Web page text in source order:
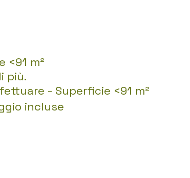
<91 m²
più.
- Superficie <91 m²
incluse